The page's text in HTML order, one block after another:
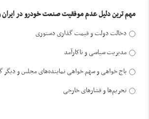
مهم ترین دلیل عدم موفقیت صنعت خودرو در ایران
دخالت دولت و قیمت گذاری دستوری
مدیریت سیاسی و ناکارآمد
باج خواهی و سهم خواهی نماینده‌های مجلس و دیگر
تحریم‌ها و فشارهای خارجی